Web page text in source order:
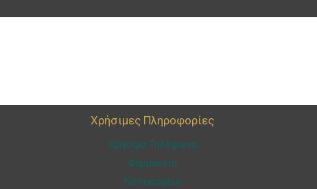
Χρήσιμες Πληροφορίες
Χρήσιμα Τηλέφωνα
Φαρμακεία
Νοσοκομεία